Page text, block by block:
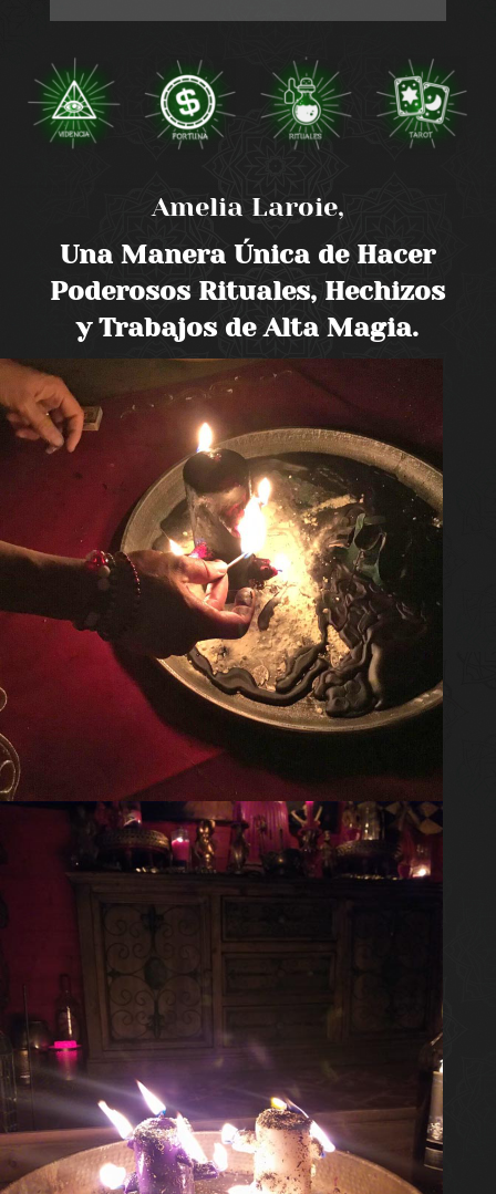
Amelia Laroie,
Una Manera Única de Hacer
Poderosos Rituales, Hechizos
y Trabajos de Alta Magia.